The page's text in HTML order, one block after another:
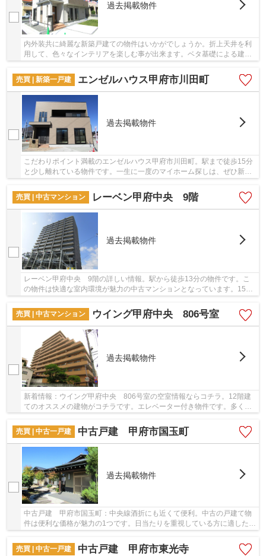
過去掲載物件
内外装共に綺麗な新築戸建ての物件はいかがでしょうか。折上天井を利
用して、色々なインテリアを楽しむ事が出来ます。ベタ基礎による建築
売買 | 新築一戸建
エンゼルハウス甲府市川田町
過去掲載物件
こだわりポイント満載のエンゼルハウス甲府市川田町。駅まで徒歩15分
と少し離れている物件です。一生に一度のマイホーム探しは、ぜひ新築
売買 | 中古マンション
レーベン甲府中央 9階
過去掲載物件
レーベン甲府中央 9階の詳しい情報。駅から徒歩13分の物件です。こ
の物件は快適な室内環境が魅力の中古マンションとなっています。15階
建てのイチオシの物件。＆ Lifeへのご連絡は055...
売買 | 中古マンション
ウイング甲府中央 806号室
過去掲載物件
新着情報：ウイング甲府中央 806号室の空室情報ならコチラ。12階建
てのオススメの建物がコチラです。エレベーター付き物件です。多くの
売買 | 中古一戸建
中古戸建 甲府市国玉町
過去掲載物件
中古戸建 甲府市国玉町：中央線酒折にも近くて便利。中古の戸建て物
件は便利な価格が魅力の1つです。日当たりを重視している方に適した南
売買 | 中古一戸建
中古戸建 甲府市東光寺